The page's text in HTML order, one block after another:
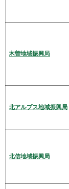
木曽地域振興局
北アルプス地域振興局
北信地域振興局